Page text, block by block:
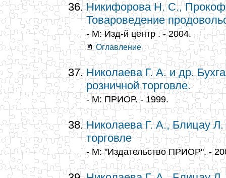
Никифорова Н. С.,
Товароведение
- М: Изд-й центр . - 2004.
Оглавление
Николаева Г. А. и др.
розничной торговле.
- М: ПРИОР. - 1999.
Николаева Г. А., Блицау Л.
торговле
- М: "Издательство ПРИОР". -